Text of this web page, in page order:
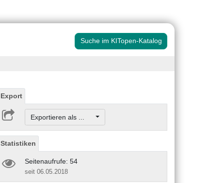
Suche im KITopen-Katalog
Export
Exportieren als ...
Statistiken
Seitenaufrufe: 54
seit 06.05.2018